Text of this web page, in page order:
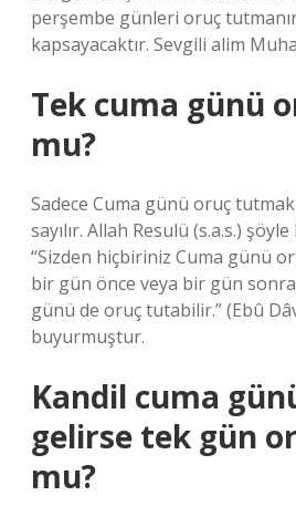
perşembe günleri oruç
kapsayacaktır. Sevgili alim
Tek cuma günü
mu?
Sadece Cuma günü oruç
sayılır. Allah Resulü (s.a.s.)
“Sizden hiçbiriniz Cuma günü
bir gün önce veya bir gün
günü de oruç tutabilir.” (Ebû
buyurmuştur.
Kandil cuma
gelirse tek gün
mu?